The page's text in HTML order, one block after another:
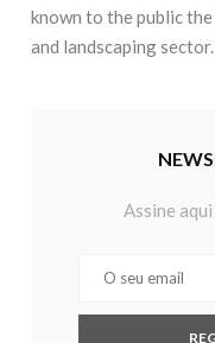
known to the public
and landscaping sector.
Assine